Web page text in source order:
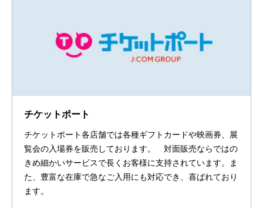
チケットポート
チケットポート各店舗では各種ギフトカードや映画券、展
覧会の入場券を販売しております。 対面販売ならではの
きめ細かいサービスで長くお客様に支持されています。ま
た、豊富な在庫で急なご入用にも対応でき、喜ばれており
ます。